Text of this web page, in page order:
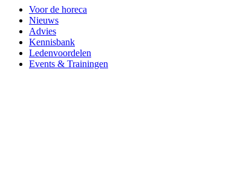
Voor de horeca
Nieuws
Advies
Kennisbank
Ledenvoordelen
Events & Trainingen